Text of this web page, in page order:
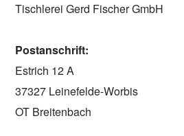
Tischlerei Gerd Fischer GmbH
Postanschrift:
Estrich 12 A
37327 Leinefelde-Worbis
OT Breitenbach